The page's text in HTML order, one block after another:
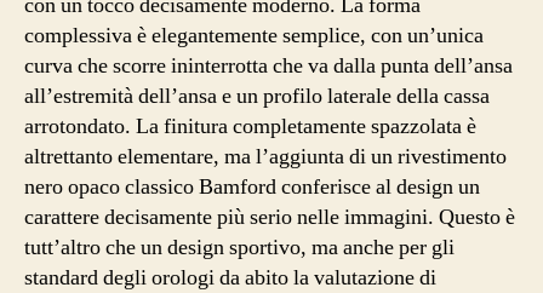
complessiva è elegantemente semplice, con un’unica
curva che scorre ininterrotta che va dalla punta dell’ansa
all’estremità dell’ansa e un profilo laterale della cassa
arrotondato. La finitura completamente spazzolata è
altrettanto elementare, ma l’aggiunta di un rivestimento
nero opaco classico Bamford conferisce al design un
carattere decisamente più serio nelle immagini. Questo è
tutt’altro che un design sportivo, ma anche per gli
standard degli orologi da abito la valutazione di